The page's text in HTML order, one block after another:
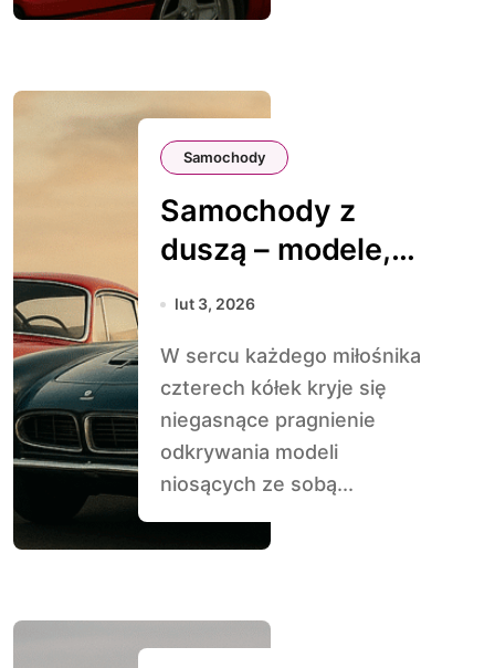
Samochody
Samochody z
duszą – modele,
które budzą
lut 3, 2026
W sercu każdego miłośnika
czterech kółek kryje się
niegasnące pragnienie
odkrywania modeli
niosących ze sobą...